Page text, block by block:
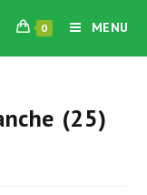
0 MENU
(25)